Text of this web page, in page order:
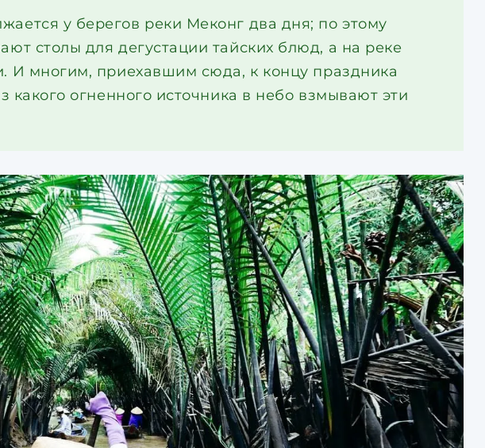
у берегов реки Меконг два дня; по этому
столы для дегустации тайских блюд, а на реке
И многим, приехавшим сюда, к концу праздника
какого огненного источника в небо взмывают эти